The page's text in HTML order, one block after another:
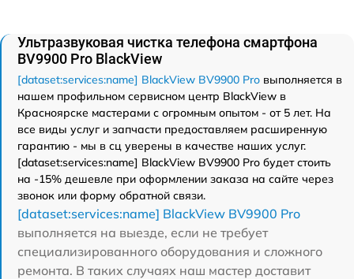
Ультразвуковая чистка телефона смартфона
BV9900 Pro BlackView
[dataset:services:name] BlackView BV9900 Pro выполняется в
нашем профильном сервисном центр BlackView в
Красноярске мастерами с огромным опытом - от 5 лет. На
все виды услуг и запчасти предоставляем расширенную
гарантию - мы в сц уверены в качестве наших услуг.
[dataset:services:name] BlackView BV9900 Pro будет стоить
на -15% дешевле при оформлении заказа на сайте через
звонок или форму обратной связи.
[dataset:services:name] BlackView BV9900 Pro
выполняется на выезде, если не требует
специализированного оборудования и сложного
ремонта. В таких случаях наш мастер доставит